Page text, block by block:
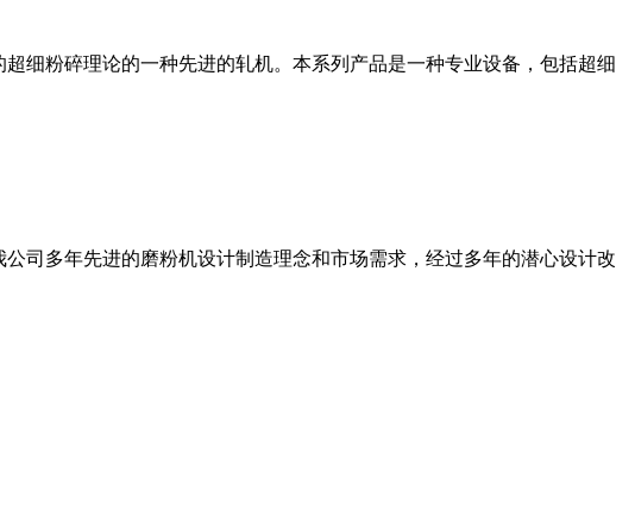
细粉碎理论的一种先进的轧机。本系列产品是一种专业设备，包括超细
司多年先进的磨粉机设计制造理念和市场需求，经过多年的潜心设计改